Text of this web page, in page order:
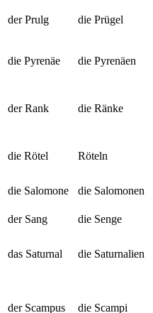
der Prulg die Prügel
die Pyrenäe die Pyrenäen
der Rank die Ränke
die Rötel Röteln
die Salomone
die Salomonen
der Sang
die Senge
das Saturnal die Saturnalien
der Scampus die Scampi